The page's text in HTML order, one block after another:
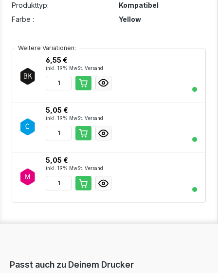
Produkttyp:
Kompatibel
Farbe :
Yellow
Weitere Variationen:
6,55 €
inkl. 19% MwSt. Versand
5,05 €
inkl. 19% MwSt. Versand
5,05 €
inkl. 19% MwSt. Versand
Passt auch zu Deinem Drucker